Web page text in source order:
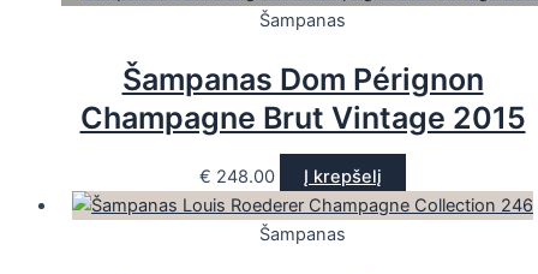
Šampanas
Šampanas Dom Pérignon
Champagne Brut Vintage 2015
€ 248.00 Į krepšelį
Šampanas